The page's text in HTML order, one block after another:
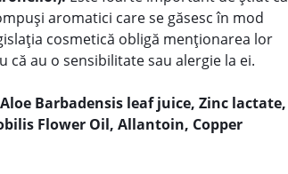
aromatici care se găsesc în mod
cosmetică obligă menționarea lor
au o sensibilitate sau alergie la ei.
Barbadensis leaf juice, Zinc lactate,
Flower Oil, Allantoin, Copper